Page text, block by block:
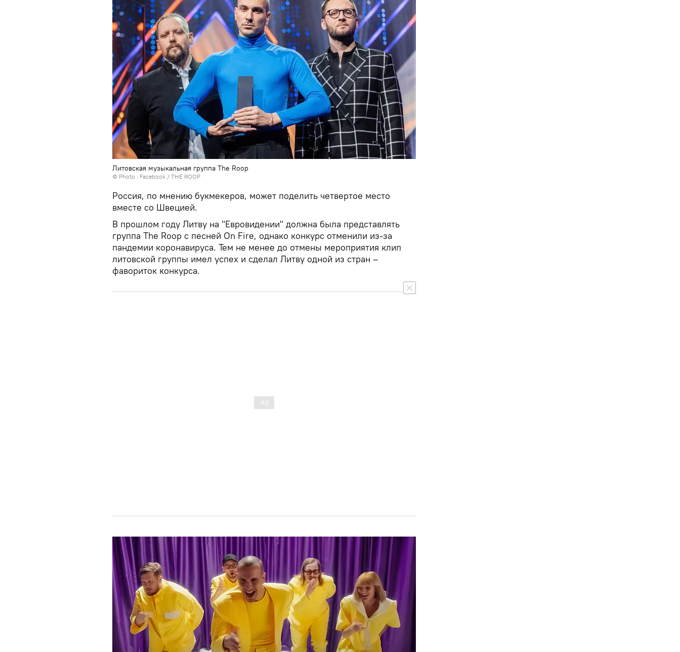
Литовская музыкальная группа The Roop
© Photo : Facebook / THE ROOP
Россия, по мнению букмекеров, может поделить четвертое место
вместе со Швецией.
В прошлом году Литву на "Евровидении" должна была представлять
группа The Roop с песней On Fire, однако конкурс отменили из-за
пандемии коронавируса. Тем не менее до отмены мероприятия клип
литовской группы имел успех и сделал Литву одной из стран –
фавориток конкурса.